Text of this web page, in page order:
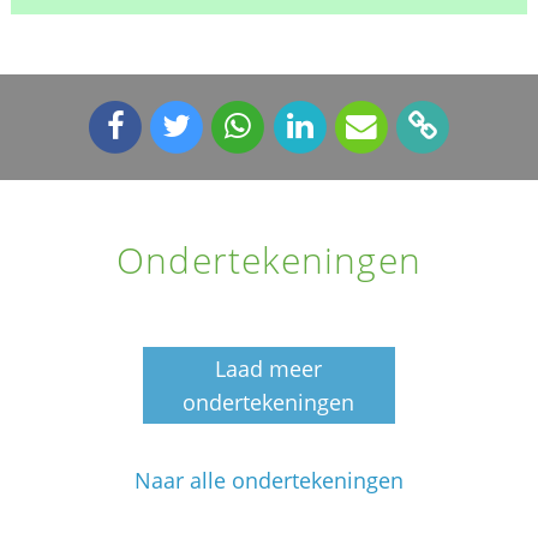
Ondertekeningen
Laad meer
ondertekeningen
Naar alle ondertekeningen